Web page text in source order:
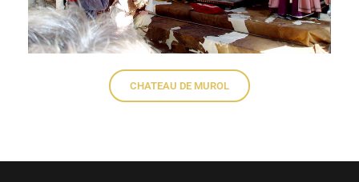
CHATEAU DE MUROL